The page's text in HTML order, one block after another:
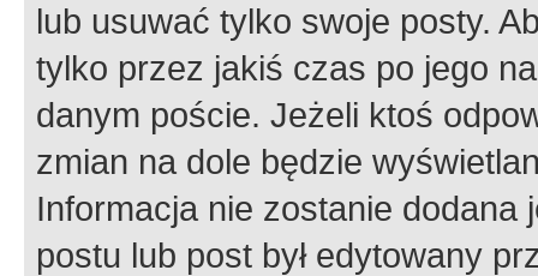
lub usuwać tylko swoje posty.
tylko przez jakiś czas po jego
danym poście. Jeżeli ktoś
zmian na dole będzie
Informacja nie zostanie dodana
postu lub post był edytowany